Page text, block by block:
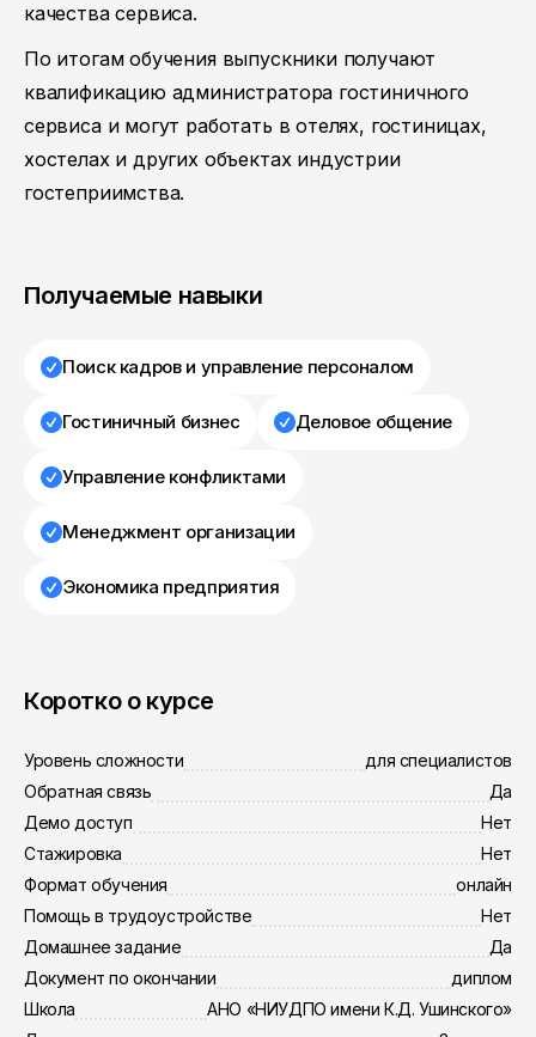
качества сервиса.
По итогам обучения выпускники получают
квалификацию администратора гостиничного
сервиса и могут работать в отелях, гостиницах,
хостелах и других объектах индустрии
гостеприимства.
Получаемые навыки
Поиск кадров и управление персоналом
Гостиничный бизнес Деловое общение
Управление конфликтами
Менеджмент организации
Экономика предприятия
Коротко о курсе
Уровень сложности
для специалистов
Обратная связь
Да
Демо доступ
Нет
Стажировка
Нет
Формат обучения
онлайн
Помощь в трудоустройстве
Нет
Домашнее задание
Да
Документ по окончании
диплом
Школа
АНО «НИУДПО имени К.Д. Ушинского»